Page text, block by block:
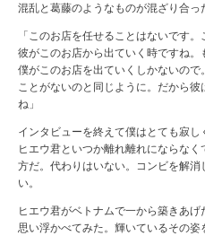
混乱と葛藤のようなものが混ざり合っ
「このお店を任せることはないです
彼がこのお店から出ていく時ですね
僕がこのお店を出ていくしかないの
ことがないのと同じように。だから
ね」
インタビューを終えて僕はとても寂
ヒエウ君といつか離れ離れにならな
方だ。代わりはいない。コンビを解
い。
ヒエウ君がベトナムで一から築きあ
思い浮かべてみた。輝いているその